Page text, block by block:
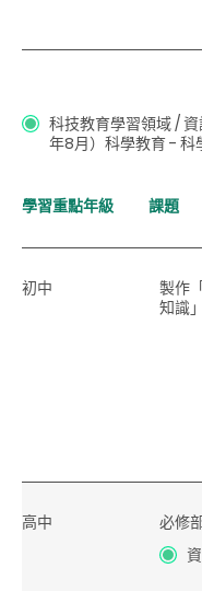
科技教育學習領域 /
年8月） 科學教育 - 科
學習重點年級 課題
初中
製作
知識
高中
必修